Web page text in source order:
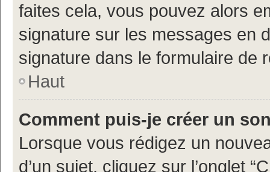
faites cela, vous pouvez alors
signature sur les messages en
signature dans le formulaire de
Haut
Comment puis-je créer un
Lorsque vous rédigez un
d’un sujet, cliquez sur l’onglet